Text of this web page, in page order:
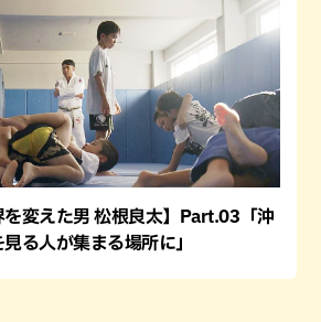
を変えた男 松根良太】Part.03「沖
る人が集まる場所に」